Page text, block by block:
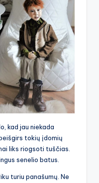
kad jau niekada
tokių įdomių
liks riogsoti tuščias.
senelio batus.
turiu panašumų. Ne